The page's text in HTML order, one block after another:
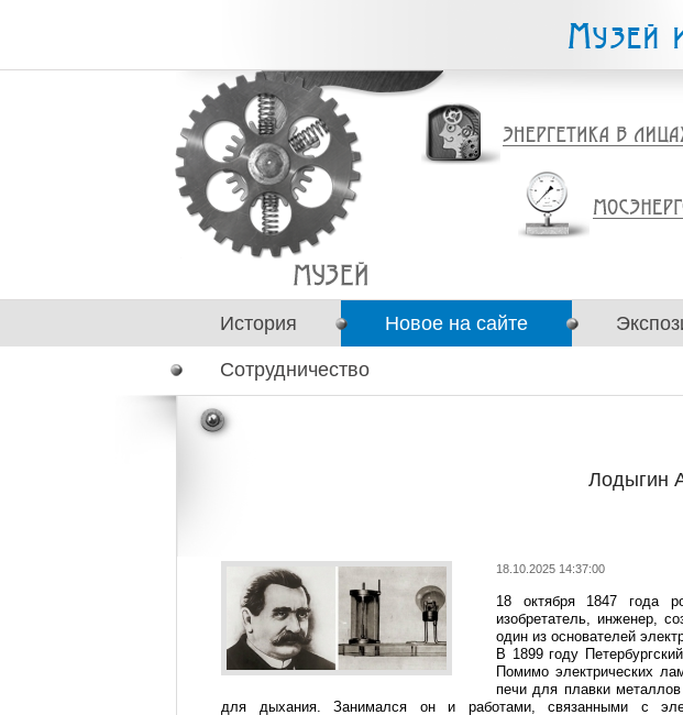
История Новое на сайте
Сотрудничество
Лодыгин
18.10.2025 14:37:00
18 октября 1847 года
изобретатель, инженер,
один из основателей
В 1899 году
Помимо электрических
печи для плавки
для дыхания. Занимался он и работами, связанными с